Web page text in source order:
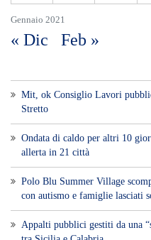
Gennaio 2021
« Dic Feb »
Mit, ok Consiglio Lavori
Stretto
Ondata di caldo per altri 10
allerta in 21 città
Polo Blu Summer Village
con autismo e famiglie lasciati
Appalti pubblici gestiti da una